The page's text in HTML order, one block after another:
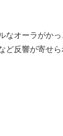
なオーラがか
ど反響が寄せ